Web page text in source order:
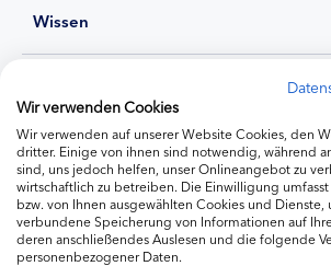
Wissen
Ernährung
Produkte
Wir verwenden Cookies
Wir verwenden auf unserer Website Cookies, den
dritter. Einige von ihnen sind notwendig, während
sind, uns jedoch helfen, unser Onlineangebot zu
wirtschaftlich zu betreiben. Die Einwilligung umfasst
bzw. von Ihnen ausgewählten Cookies und
verbundene Speicherung von Informationen auf
deren anschließendes Auslesen und die folgende
personenbezogener Daten.